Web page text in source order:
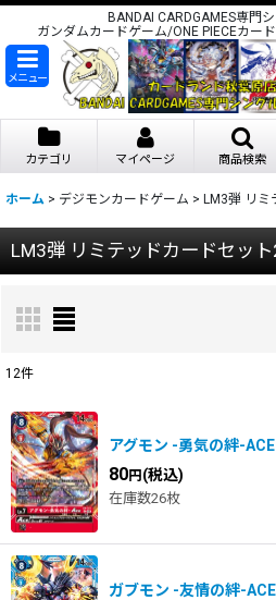
BANDAI CARDGAMES専門
ガンダムカードゲーム/ONE PIECEカー
メニュー
カテゴリ マイページ 商品検索
ホーム > デジモンカードゲーム > LM3弾 リミ
LM3弾 リミテッドカードセッ
在庫あり
並び順:
12件
アグモン -勇気の絆-ACE
80円 (税込)
在庫数26枚
ガブモン -友情の絆-ACE